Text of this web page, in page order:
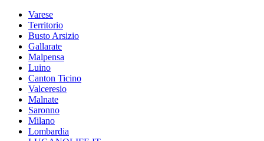
Varese
Territorio
Busto Arsizio
Gallarate
Malpensa
Luino
Canton Ticino
Valceresio
Malnate
Saronno
Milano
Lombardia